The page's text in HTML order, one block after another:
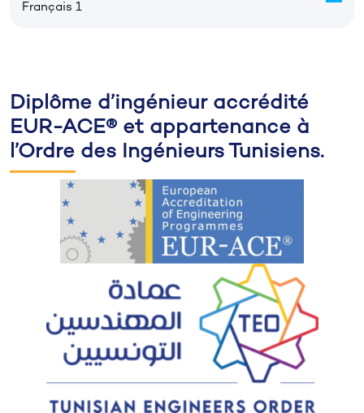
Français 1
Diplôme d’ingénieur accrédité
EUR-ACE® et appartenance à
l’Ordre des Ingénieurs Tunisiens.